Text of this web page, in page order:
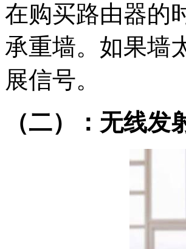
在购买路由器的
承重墙。如果墙
展信号。
（二）：无线发